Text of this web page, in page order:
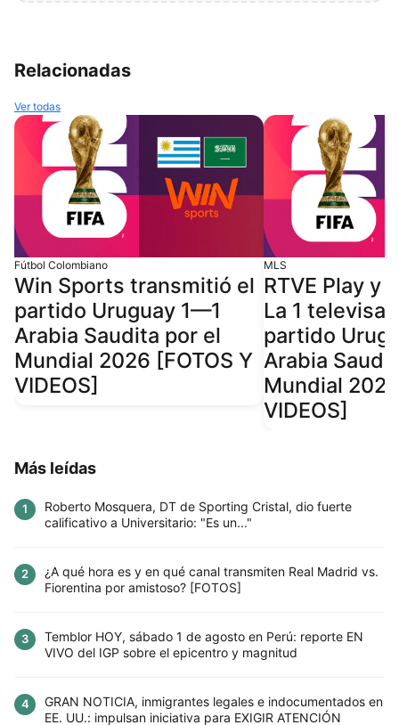
Relacionadas
Ver todas
Fútbol Colombiano
Win Sports transmitió el
partido Uruguay 1—1
Arabia Saudita por el
Mundial 2026 [FOTOS Y
VIDEOS]
MLS
RTVE Play y
La 1
partido
Arabia
Mundial
VIDEOS]
Más leídas
1
Roberto Mosquera, DT de Sporting Cristal, dio fuerte
calificativo a Universitario: "Es un..."
2
¿A qué hora es y en qué canal transmiten Real Madrid vs.
Fiorentina por amistoso? [FOTOS]
3
Temblor HOY, sábado 1 de agosto en Perú: reporte EN
VIVO del IGP sobre el epicentro y magnitud
4
GRAN NOTICIA, inmigrantes legales e indocumentados en
EE. UU.: impulsan iniciativa para EXIGIR ATENCIÓN